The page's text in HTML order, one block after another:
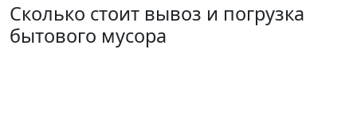
Сколько стоит вывоз и погрузка
бытового мусора